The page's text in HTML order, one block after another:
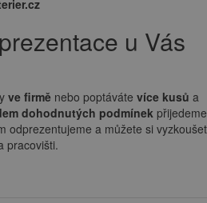
u Vás
ve firmě nebo poptáváte více kusů a
dohodnutých podmínek přijedeme
odprezentujeme a můžete si vyzkoušet
pracovišti.